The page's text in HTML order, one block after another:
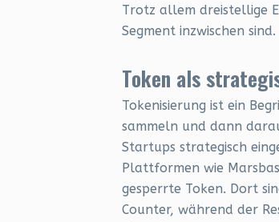
Trotz allem dreistellige
Segment inzwischen sind.
Token als
Tokenisierung ist ein
sammeln und dann
Startups strategisch
Plattformen wie
gesperrte Token. Dort
Counter, während der